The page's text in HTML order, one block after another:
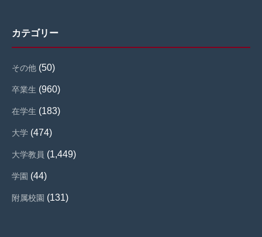
カテゴリー
その他 (50)
卒業生 (960)
在学生 (183)
大学 (474)
大学教員 (1,449)
学園 (44)
附属校園 (131)